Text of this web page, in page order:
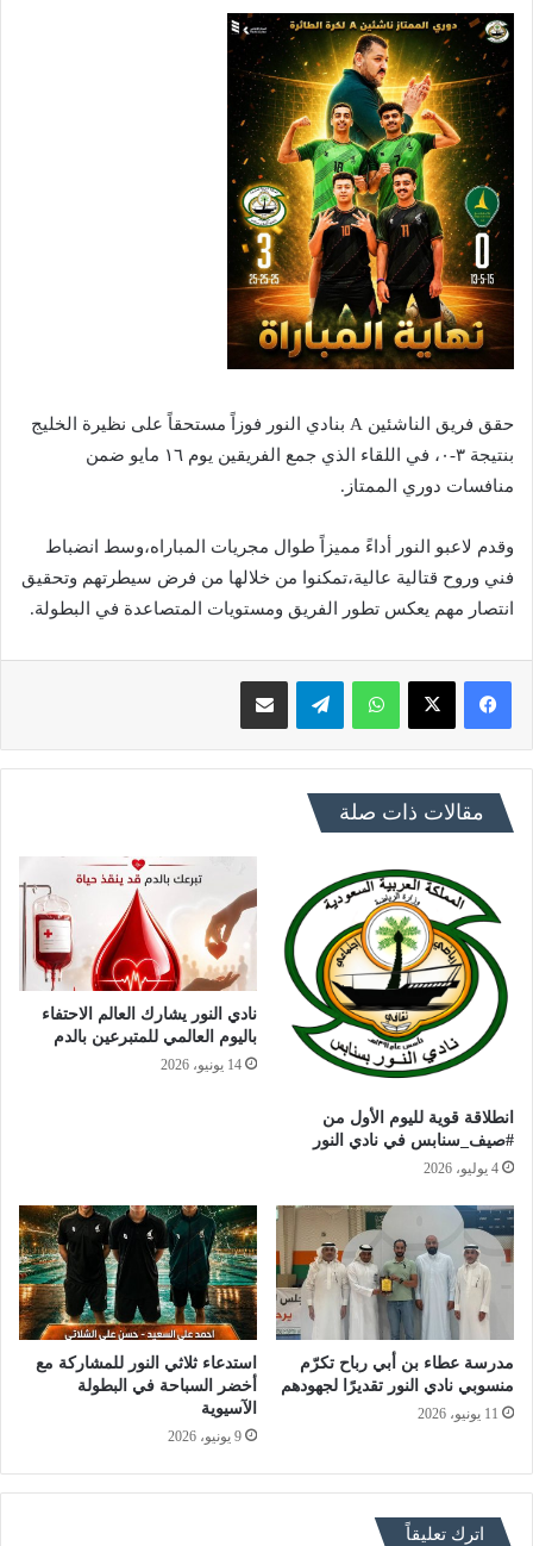
حقق فريق الناشئين A بنادي النور فوزاً مستحقاً على نظيرة الخليج
بنتيجة ٣-٠، في اللقاء الذي جمع الفريقين يوم ١٦ مايو ضمن
منافسات دوري الممتاز.
وقدم لاعبو النور أداءً مميزاً طوال مجريات المباراه،وسط انضباط
فني وروح قتالية عالية،تمكنوا من خلالها من فرض سيطرتهم وتحقيق
انتصار مهم يعكس تطور الفريق ومستويات المتصاعدة في البطولة.
فيسبوك X واتساب تيلقرام
مقالات ذات صلة
انطلاقة قوية لليوم الأول من
#صيف_سنابس في نادي النور
4 يوليو، 2026
نادي النور يشارك العالم الاحتفاء
باليوم العالمي للمتبرعين بالدم
14 يونيو، 2026
مدرسة عطاء بن أبي رباح تكرّم
منسوبي نادي النور تقديرًا لجهودهم
11 يونيو، 2026
استدعاء ثلاثي النور للمشاركة مع
أخضر السباحة في البطولة
الآسيوية
9 يونيو، 2026
اترك تعليقاً